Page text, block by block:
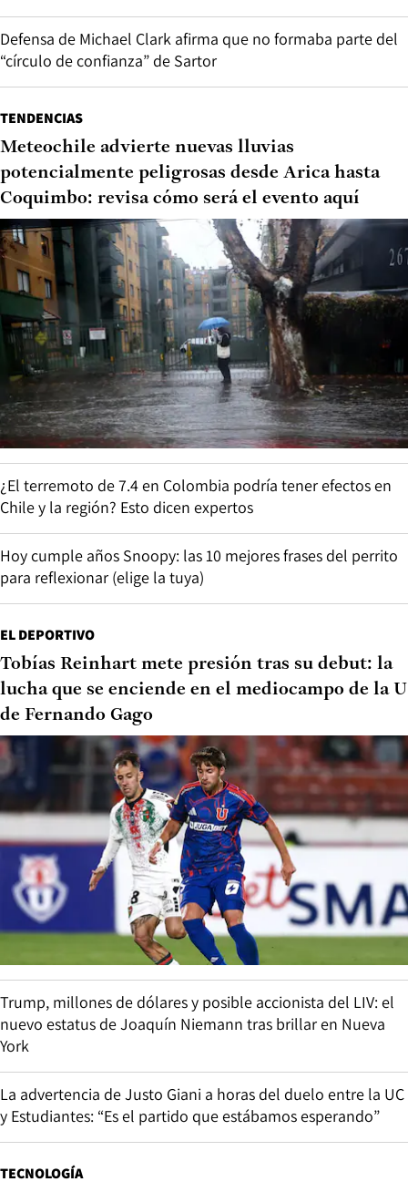
Defensa de Michael Clark afirma que no formaba parte del
“círculo de confianza” de Sartor
TENDENCIAS
Meteochile advierte nuevas lluvias
potencialmente peligrosas desde Arica hasta
Coquimbo: revisa cómo será el evento aquí
¿El terremoto de 7.4 en Colombia podría tener efectos en
Chile y la región? Esto dicen expertos
Hoy cumple años Snoopy: las 10 mejores frases del perrito
para reflexionar (elige la tuya)
EL DEPORTIVO
Tobías Reinhart mete presión tras su debut: la
lucha que se enciende en el mediocampo de la U
de Fernando Gago
Trump, millones de dólares y posible accionista del LIV: el
nuevo estatus de Joaquín Niemann tras brillar en Nueva
York
La advertencia de Justo Giani a horas del duelo entre la UC
y Estudiantes: “Es el partido que estábamos esperando”
TECNOLOGÍA